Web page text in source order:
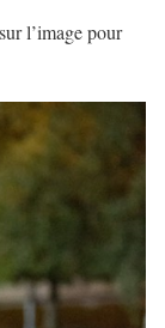
l’image pour